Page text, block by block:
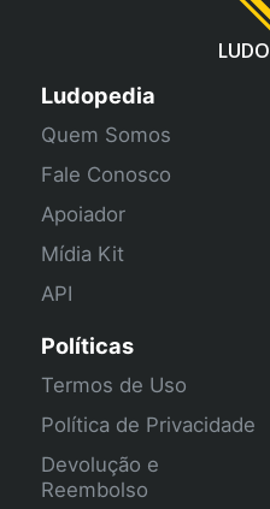
LUDO
Ludopedia
Quem Somos
Fale Conosco
Apoiador
Mídia Kit
API
Políticas
Termos de Uso
Política de Privacidade
Devolução e
Reembolso